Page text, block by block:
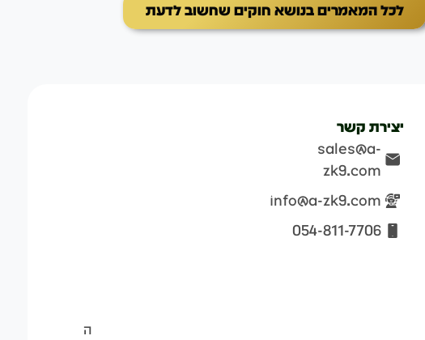
לכל המאמרים בנושא חוקים שחשוב לדעת
יצירת קשר
sales@a-
zk9.com
info@a-zk9.com
054-811-7706
ה